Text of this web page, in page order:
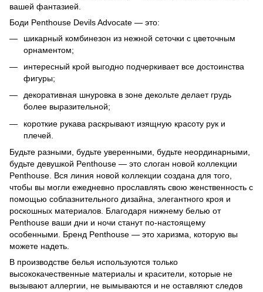
вашей фантазией.
Боди Penthouse Devils Advocate — это:
шикарный комбинезон из нежной сеточки с цветочным
орнаментом;
интересный крой выгодно подчеркивает все достоинства
фигуры;
декоративная шнуровка в зоне декольте делает грудь
более выразительной;
короткие рукава раскрывают изящную красоту рук и
плечей.
Будьте разными, будьте уверенными, будьте неординарными,
будьте девушкой Penthouse — это слоган новой коллекции
Penthouse. Вся линия новой коллекции создана для того,
чтобы вы могли ежедневно прославлять свою женственность с
помощью соблазнительного дизайна, элегантного кроя и
роскошных материалов. Благодаря нижнему белью от
Penthouse ваши дни и ночи станут по-настоящему
особенными. Бренд Penthouse — это харизма, которую вы
можете надеть.
В производстве белья используются только
высококачественные материалы и красители, которые не
вызывают аллергии, не вымываются и не оставляют следов